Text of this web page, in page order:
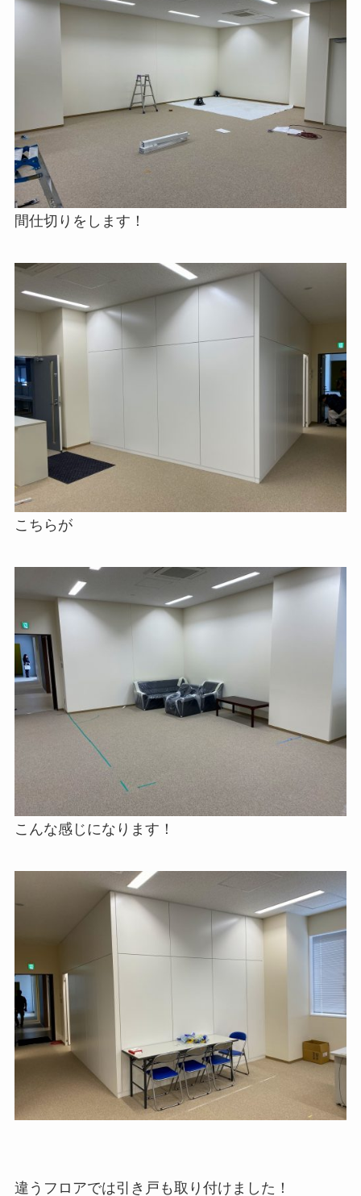
間仕切りをします！
こちらが
こんな感じになります！
違うフロアでは引き戸も取り付けました！